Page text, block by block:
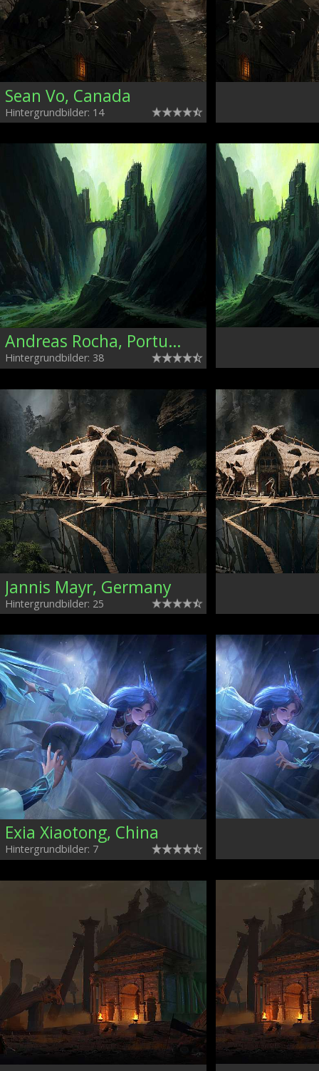
Sean Vo, Canada
Hintergrundbilder: 14
Andreas Rocha, Portugal
Hintergrundbilder: 38
Jannis Mayr, Germany
Hintergrundbilder: 25
Exia Xiaotong, China
Hintergrundbilder: 7